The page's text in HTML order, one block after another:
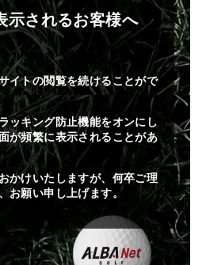
示されるお客様へ
イトの閲覧を続けることがで
ッキング防止機能をオンにし
が頻繁に表示されることがあ
かけいたしますが、何卒ご理
お願い申し上げます。